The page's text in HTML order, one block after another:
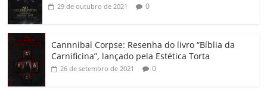
29 de outubro de 2021 0
Cannnibal Corpse: Resenha do livro “Bíblia da
Carnificina”, lançado pela Estética Torta
26 de setembro de 2021 0